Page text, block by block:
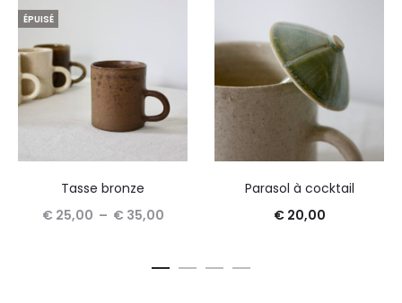
ÉPUISÉ
Tasse bronze
€ 25,00 – € 35,00Plage
prix :
produit
Parasol à cocktail
€20,00